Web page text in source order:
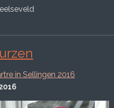
in Sellingen 2016